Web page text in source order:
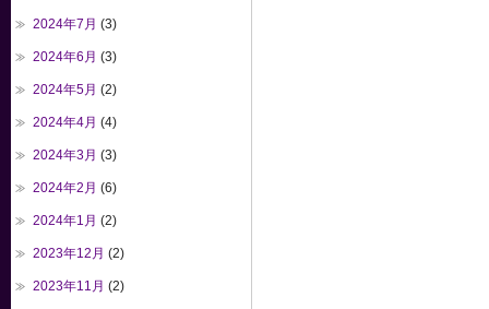
2024年7月 (3)
2024年6月 (3)
2024年5月 (2)
2024年4月 (4)
2024年3月 (3)
2024年2月 (6)
2024年1月 (2)
2023年12月 (2)
2023年11月 (2)